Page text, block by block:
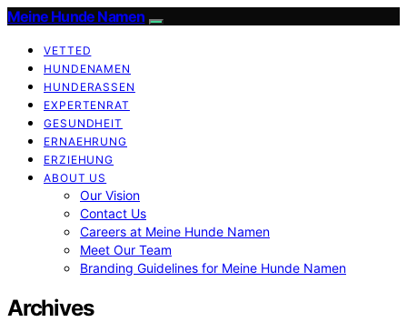
Meine Hunde Namen
VETTED
HUNDENAMEN
HUNDERASSEN
EXPERTENRAT
GESUNDHEIT
ERNAEHRUNG
ERZIEHUNG
ABOUT US
Our Vision
Contact Us
Careers at Meine Hunde Namen
Meet Our Team
Branding Guidelines for Meine Hunde Namen
Archives